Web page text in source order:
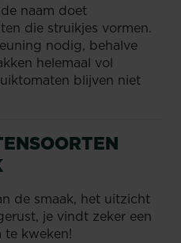
naam doet
die struikjes vormen.
nodig, behalve
helemaal vol
blijven niet
de smaak, het uitzicht
je vindt zeker een
te kweken!